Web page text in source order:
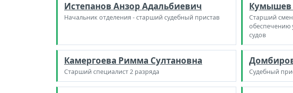
Истепанов Анзор Адальбиевич
Начальник отделения - старший судебный пристав
Кумышев
Старший
обеспечению
судов
Камергоева Римма Султановна
Старший специалист 2 разряда Судебный